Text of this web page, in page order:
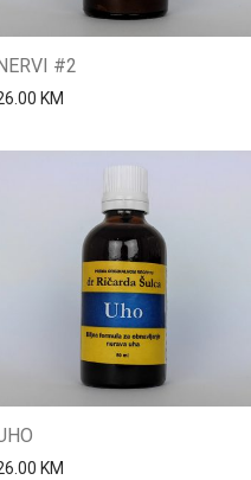
NERVI #2
KM
KM